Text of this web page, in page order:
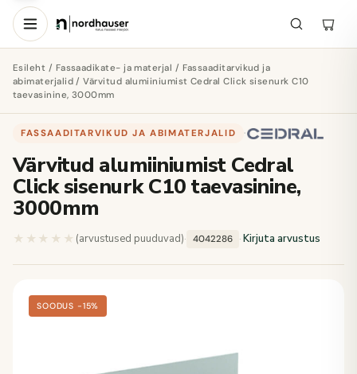
Esileht / Fassaadikate- ja materjal / Fassaaditarvikud ja
abimaterjalid/ Värvitud alumiiniumist Cedral Click sisenurk C10
taevasinine, 3000mm
FASSAADITARVIKUD JA ABIMATERJALID ·
Värvitud alumiiniumist Cedral
Click sisenurk C10 taevasinine,
3000mm
★★★★★ ★★★★★
(arvustused puuduvad)· 4042286 ·Kirjuta arvustus
SOODUS −15%